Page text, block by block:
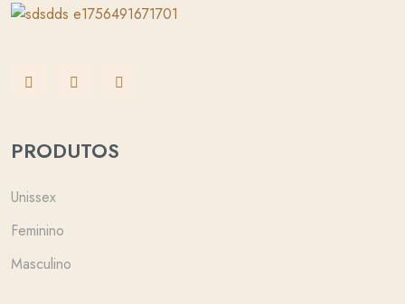
PRODUTOS
Unissex
Feminino
Masculino